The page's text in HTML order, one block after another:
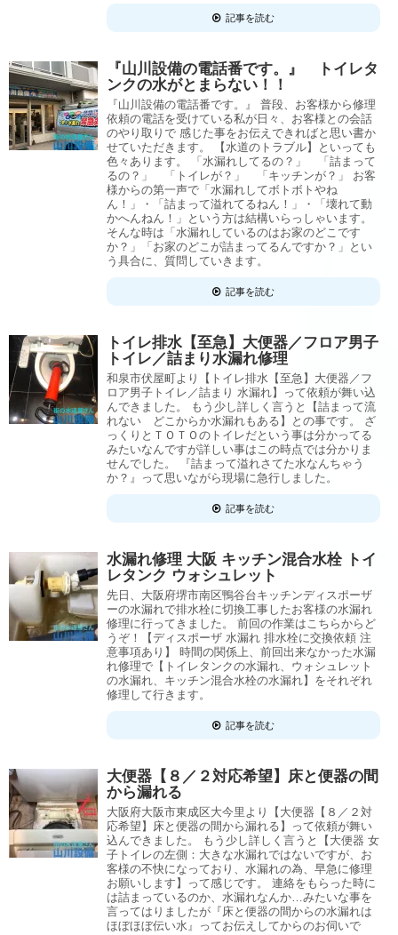
記事を読む
『山川設備の電話番です。』 トイレタ
ンクの水がとまらない！！
『山川設備の電話番です。』 普段、お客様から修理
依頼の電話を受けている私が日々、お客様との会話
のやり取りで 感じた事をお伝えできればと思い書か
せていただきます。 【水道のトラブル】といっても
色々あります。 「水漏れしてるの？」 「詰まって
るの？」 「トイレが？」 「キッチンが？」 お客
様からの第一声で「水漏れしてボトボトやね
ん！」・「詰まって溢れてるねん！」・「壊れて動
かへんねん！」という方は結構いらっしゃいます。
そんな時は「水漏れしているのはお家のどこです
か？」「お家のどこが詰まってるんですか？」とい
う具合に、質問していきます。
記事を読む
トイレ排水【至急】大便器／フロア男子
トイレ／詰まり水漏れ修理
和泉市伏屋町より【トイレ排水【至急】大便器／フ
ロア男子トイレ／詰まり 水漏れ】って依頼が舞い込
んできました。 もう少し詳しく言うと【詰まって流
れない どこからか水漏れもある】との事です。 ざ
っくりとＴＯＴＯのトイレだという事は分かってる
みたいなんですが詳しい事はこの時点では分かりま
せんでした。 『詰まって溢れさてた水なんちゃう
か？』って思いながら現場に急行しました。
記事を読む
水漏れ修理 大阪 キッチン混合水栓 トイ
レタンク ウォシュレット
先日、大阪府堺市南区鴨谷台キッチンディスポーザ
ーの水漏れで排水栓に切換工事したお客様の水漏れ
修理に行ってきました。 前回の作業はこちらからど
うぞ！【ディスポーザ 水漏れ 排水栓に交換依頼 注
意事項あり】 時間の関係上、前回出来なかった水漏
れ修理で【トイレタンクの水漏れ、ウォシュレット
の水漏れ、キッチン混合水栓の水漏れ】をそれぞれ
修理して行きます。
記事を読む
大便器【８／２対応希望】床と便器の間
から漏れる
大阪府大阪市東成区大今里より【大便器【８／２対
応希望】床と便器の間から漏れる】って依頼が舞い
込んできました。 もう少し詳しく言うと【大便器 女
子トイレの左側：大きな水漏れではないですが、お
客様の不快になっており、水漏れの為、早急に修理
お願いします】って感じです。 連絡をもらった時に
は詰まっているのか、水漏れなんか…みたいな事を
言ってはりましたが『床と便器の間からの水漏れは
ほぼほぼ伝い水』ってお伝えしてからのお伺いで